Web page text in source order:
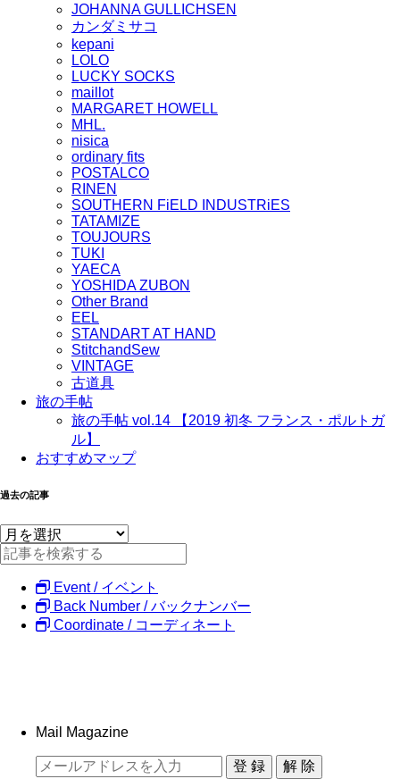
JOHANNA GULLICHSEN
カンダミサコ
kepani
LOLO
LUCKY SOCKS
maillot
MARGARET HOWELL
MHL.
nisica
ordinary fits
POSTALCO
RINEN
SOUTHERN FiELD INDUSTRiES
TATAMIZE
TOUJOURS
TUKI
YAECA
YOSHIDA ZUBON
Other Brand
EEL
STANDART AT HAND
StitchandSew
VINTAGE
古道具
旅の手帖
旅の手帖 vol.14 【2019 初冬 フランス・ポルトガ
ル】
おすすめマップ
過去の記事
Event / イベント
Back Number / バックナンバー
Coordinate / コーディネート
Mail Magazine